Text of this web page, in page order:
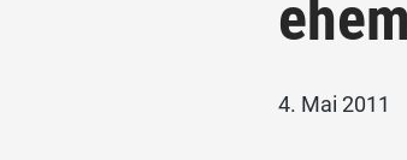
4. Mai 2011